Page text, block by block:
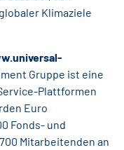
Klimaziele
Gruppe ist eine
Plattformen
Euro
Fonds- und
Mitarbeitenden an